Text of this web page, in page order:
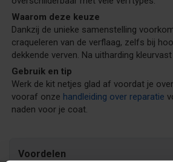
Waarom deze keuze
Dankzij de unieke samenstelling
craqueleren van de verflaag, zelfs bij
dekkende verven. Na uitharding
Gebruik en tip
Werk de kit netjes glad af voordat je
vooraf onze handleiding over reparatie
naden voor je coat.
Voordelen